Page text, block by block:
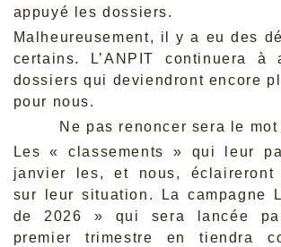
appuyé les dossiers.
Malheureusement, il y a eu des
certains. L’ANPIT continuera à
dossiers qui deviendront encore
pour nous.
Ne pas renoncer sera le mot
Les « classements » qui leur
janvier les, et nous, éclaireront
sur leur situation. La campagne
de 2026 » qui sera lancée
premier trimestre en tiendra